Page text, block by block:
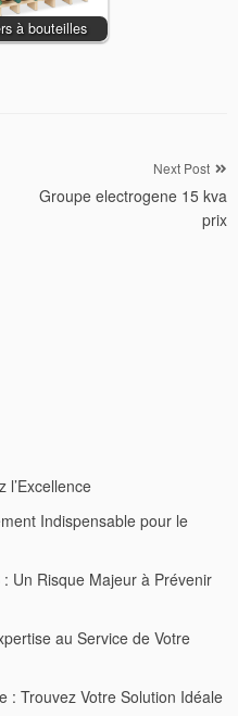
à bouteilles
Next Post
Groupe electrogene 15 kva
prix
l’Excellence
Indispensable pour le
Un Risque Majeur à Prévenir
au Service de Votre
: Trouvez Votre Solution Idéale